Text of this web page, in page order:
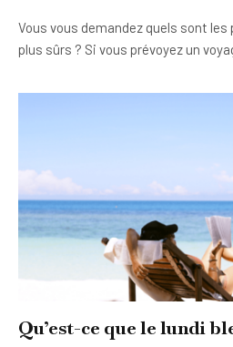
Vous vous demandez quels sont les
plus sûrs ? Si vous prévoyez un
Qu’est-ce que le lundi